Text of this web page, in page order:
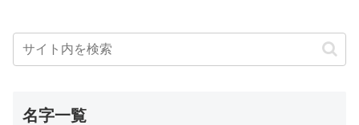
名字一覧